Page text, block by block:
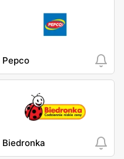
Pepco
Biedronka